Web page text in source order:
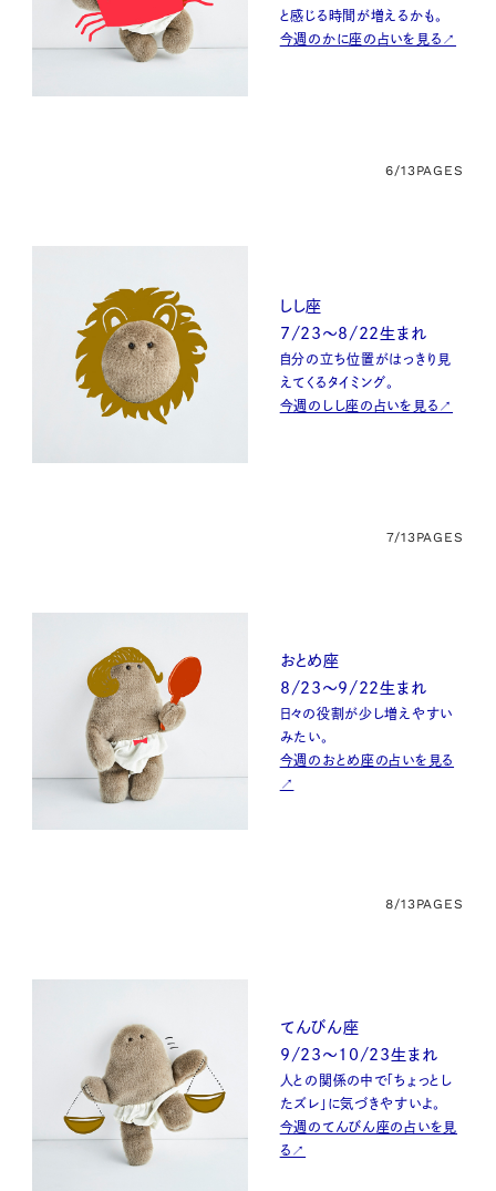
と感じる時間が増えるかも。
今週のかに座の占いを見る↗
6/13PAGES
しし座
7/23〜8/22生まれ
自分の立ち位置がはっきり見
えてくるタイミング。
今週のしし座の占いを見る↗
7/13PAGES
おとめ座
8/23〜9/22生まれ
日々の役割が少し増えやすい
みたい。
今週のおとめ座の占いを見る
↗
8/13PAGES
てんびん座
9/23〜10/23生まれ
人との関係の中で「ちょっとし
たズレ」に気づきやすいよ。
今週のてんびん座の占いを見
る↗